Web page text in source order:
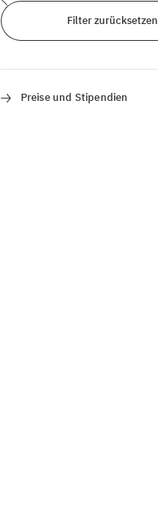
Filter zurücksetzen
Preise und Stipendien